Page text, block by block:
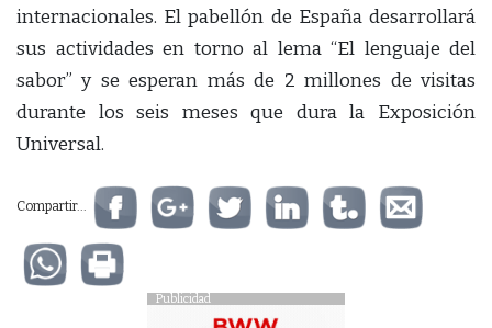
internacionales. El pabellón de España desarrollará
sus actividades en torno al lema “El lenguaje del
sabor” y se esperan más de 2 millones de visitas
durante los seis meses que dura la Exposición
Universal.
Compartir...
Publicidad